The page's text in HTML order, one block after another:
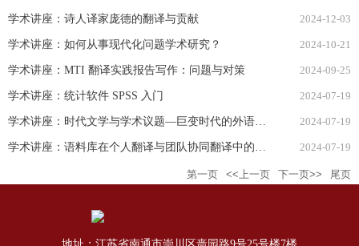
学术讲座：诗人译家庞德的翻译与贡献 2024-12-03
学术讲座：如何从事现代化问题学术研究？ 2024-10-21
学术讲座：MTI 翻译实践报告写作：问题与对策 2024-09-25
学术讲座：统计软件 SPSS 入门 2024-07-19
学术讲座：时代文学与学术议题—巨变时代的外语学科与我们的未来 2024-07-19
学术讲座：语料库在个人翻译与团队协同翻译中的应用 2024-07-19
第一页 <<上一页 下一页>> 尾页